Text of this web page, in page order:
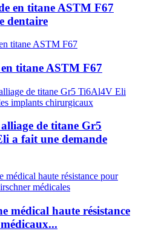
en titane ASTM F67
dentaire
titane ASTM F67
de titane Gr5
a fait une demande
médical haute résistance